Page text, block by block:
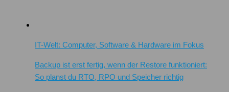
IT-Welt: Computer, Software & Hardware im Fokus
Backup ist erst fertig, wenn der Restore funktioniert:
So planst du RTO, RPO und Speicher richtig